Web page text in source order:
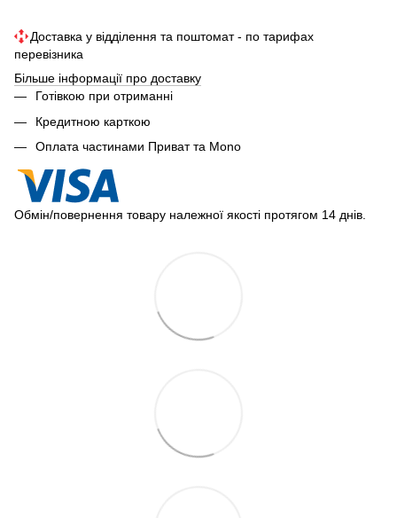
Доставка у відділення та поштомат - по тарифах
перевізника
Більше інформації про доставку
Готівкою при отриманні
Кредитною карткою
Оплата частинами Приват та Mono
Обмін/повернення товару належної якості протягом 14 днів.